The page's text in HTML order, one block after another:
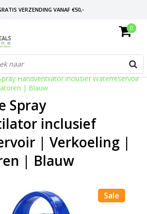
VERZENDING VANAF €50,-
EN 30 DAGEN BEDENKTIJD
0
Handventilator inclusief Waterreservoir
| Blauw
Spray
inclusief
| Verkoeling |
| Blauw
Sale